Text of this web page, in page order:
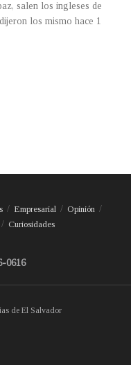
salen los ingleses de
los mismo hace 1
Empresarial
Opinión
Curiosidades
0616
de El Salvador